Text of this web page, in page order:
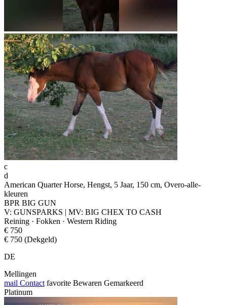
c
d
American Quarter Horse, Hengst, 5 Jaar, 150 cm, Overo-alle-
kleuren
BPR BIG GUN
V: GUNSPARKS | MV: BIG CHEX TO CASH
Reining · Fokken · Western Riding
€ 750
€ 750 (Dekgeld)
DE
Mellingen
mail Contact favorite Bewaren Gemarkeerd
Platinum